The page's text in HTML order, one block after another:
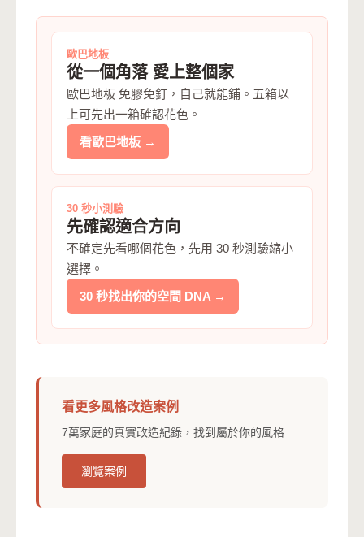
歐巴地板
從一個角落 愛上整個家
歐巴地板 免膠免釘，自己就能鋪。五箱以
上可先出一箱確認花色。
看歐巴地板 →
30 秒小測驗
先確認適合方向
不確定先看哪個花色，先用 30 秒測驗縮小
選擇。
30 秒找出你的空間 DNA →
看更多風格改造案例
7萬家庭的真實改造紀錄，找到屬於你的風格
瀏覽案例